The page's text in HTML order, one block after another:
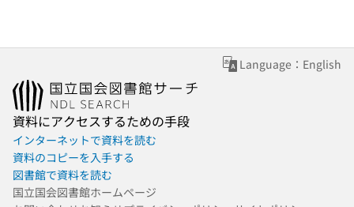
Language：English
資料にアクセスするための手段
インターネットで資料を読む
資料のコピーを入手する
図書館で資料を読む
国立国会図書館ホームページ